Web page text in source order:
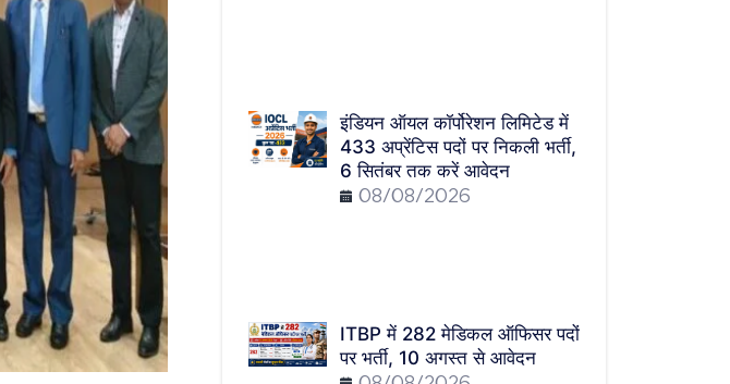
इंडियन ऑयल कॉर्पोरेशन लिमिटेड में
433 अप्रेंटिस पदों पर निकली भर्ती,
6 सितंबर तक करें आवेदन
08/08/2026
ITBP में 282 मेडिकल ऑफिसर पदों
पर भर्ती, 10 अगस्त से आवेदन